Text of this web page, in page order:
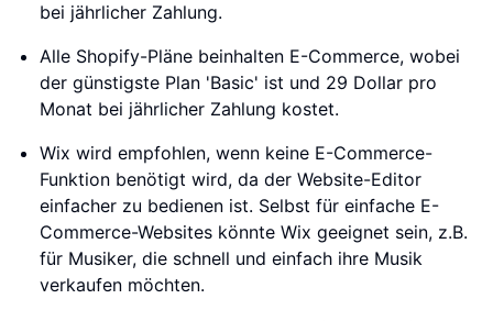
bei jährlicher Zahlung.
Alle Shopify-Pläne beinhalten E-Commerce, wobei
der günstigste Plan 'Basic' ist und 29 Dollar pro
Monat bei jährlicher Zahlung kostet.
Wix wird empfohlen, wenn keine E-Commerce-
Funktion benötigt wird, da der Website-Editor
einfacher zu bedienen ist. Selbst für einfache E-
Commerce-Websites könnte Wix geeignet sein, z.B.
für Musiker, die schnell und einfach ihre Musik
verkaufen möchten.